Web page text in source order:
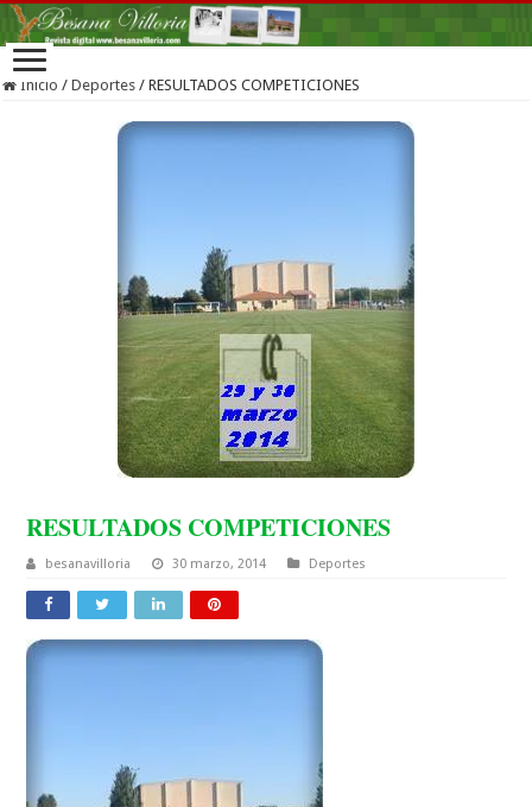
Inicio / Deportes / RESULTADOS COMPETICIONES
RESULTADOS COMPETICIONES
besanavilloria 30 marzo, 2014 Deportes